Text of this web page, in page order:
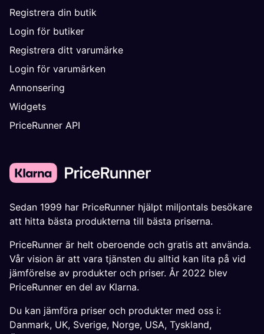
Registrera din butik
Login för butiker
Registrera ditt varumärke
Login för varumärken
Annonsering
Widgets
PriceRunner API
Sedan 1999 har PriceRunner hjälpt miljontals besökare
att hitta bästa produkterna till bästa priserna.
PriceRunner är helt oberoende och gratis att använda.
Vår vision är att vara tjänsten du alltid kan lita på vid
jämförelse av produkter och priser. År 2022 blev
PriceRunner en del av Klarna.
Du kan jämföra priser och produkter med oss i:
Danmark, UK, Sverige, Norge, USA, Tyskland,